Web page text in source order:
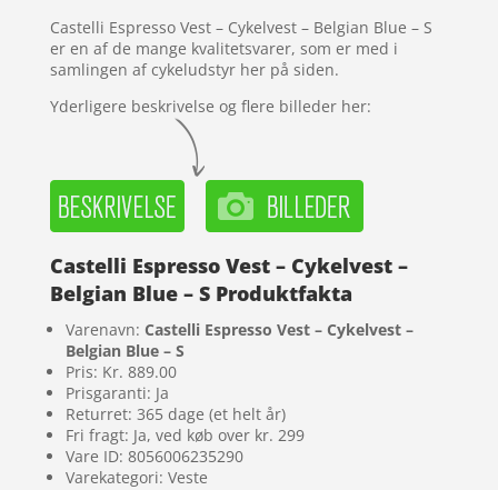
Castelli Espresso Vest – Cykelvest – Belgian Blue – S
er en af de mange kvalitetsvarer, som er med i
samlingen af cykeludstyr her på siden.
Yderligere beskrivelse og flere billeder her:
Castelli Espresso Vest – Cykelvest –
Belgian Blue – S Produktfakta
Varenavn: Castelli Espresso Vest – Cykelvest –
Belgian Blue – S
Pris: Kr. 889.00
Prisgaranti: Ja
Returret: 365 dage (et helt år)
Fri fragt: Ja, ved køb over kr. 299
Vare ID: 8056006235290
Varekategori: Veste